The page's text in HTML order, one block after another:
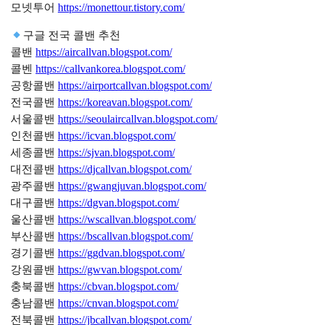
모넷투어https://monettour.tistory.com/
구글 전국 콜밴 추천
콜밴https://aircallvan.blogspot.com/
콜벤https://callvankorea.blogspot.com/
공항콜밴https://airportcallvan.blogspot.com/
전국콜밴https://koreavan.blogspot.com/
서울콜밴https://seoulaircallvan.blogspot.com/
인천콜밴https://icvan.blogspot.com/
세종콜밴https://sjvan.blogspot.com/
대전콜밴https://djcallvan.blogspot.com/
광주콜밴https://gwangjuvan.blogspot.com/
대구콜밴https://dgvan.blogspot.com/
울산콜밴https://wscallvan.blogspot.com/
부산콜밴https://bscallvan.blogspot.com/
경기콜밴https://ggdvan.blogspot.com/
강원콜밴https://gwvan.blogspot.com/
충북콜밴https://cbvan.blogspot.com/
충남콜밴https://cnvan.blogspot.com/
전북콜밴https://jbcallvan.blogspot.com/